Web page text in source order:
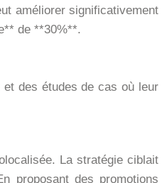
améliorer significativement
de **30%**.
des études de cas où leur
La stratégie ciblait
proposant des promotions